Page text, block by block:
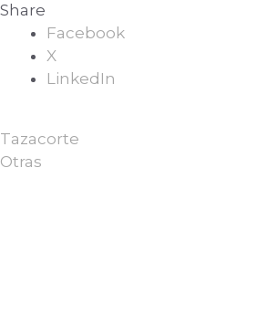
Share
Facebook
X
LinkedIn
Tazacorte
Otras